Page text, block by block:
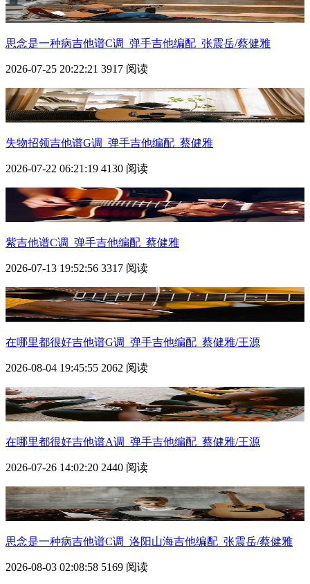
思念是一种病吉他谱C调_弹手吉他编配_张震岳/蔡健雅
2026-07-25 20:22:21 3917 阅读
失物招领吉他谱G调_弹手吉他编配_蔡健雅
2026-07-22 06:21:19 4130 阅读
紫吉他谱C调_弹手吉他编配_蔡健雅
2026-07-13 19:52:56 3317 阅读
在哪里都很好吉他谱G调_弹手吉他编配_蔡健雅/王源
2026-08-04 19:45:55 2062 阅读
在哪里都很好吉他谱A调_弹手吉他编配_蔡健雅/王源
2026-07-26 14:02:20 2440 阅读
思念是一种病吉他谱C调_洛阳山海吉他编配_张震岳/蔡健雅
2026-08-03 02:08:58 5169 阅读